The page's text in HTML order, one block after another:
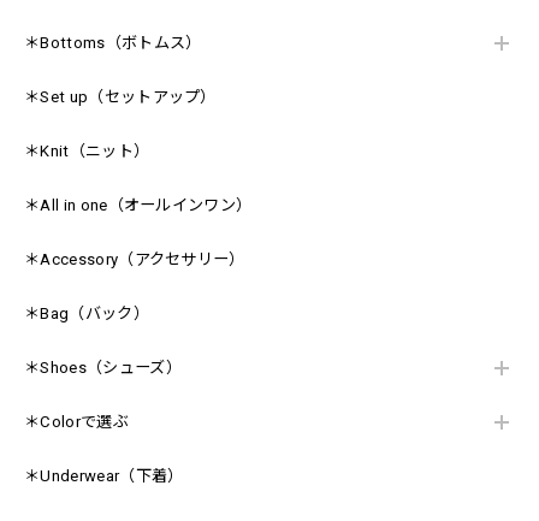
＊Bottoms（ボトムス）
＊Set up（セットアップ）
＊Knit（ニット）
＊All in one（オールインワン）
＊Accessory（アクセサリー）
＊Bag（バック）
＊Shoes（シューズ）
＊Colorで選ぶ
＊Underwear（下着）